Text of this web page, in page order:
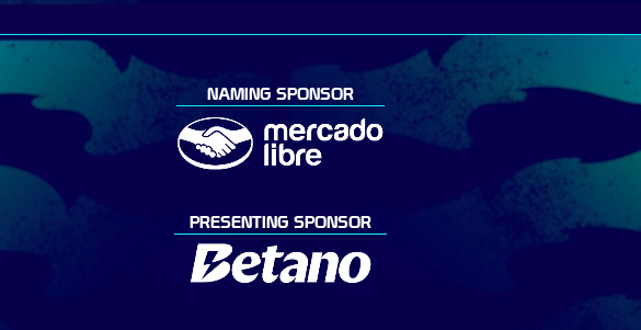
NAMING SPONSOR
PRESENTING SPONSOR